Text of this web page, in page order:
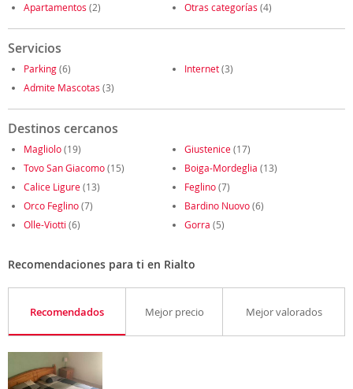
Apartamentos (2) Otras categorías (4)
Servicios
Parking(6) Internet(3)
Admite Mascotas (3)
Destinos cercanos
Magliolo(19) Giustenice(17)
Tovo San Giacomo(15) Boiga-Mordeglia (13)
Calice Ligure(13) Feglino(7)
Orco Feglino(7) Bardino Nuovo(6)
Olle-Viotti (6) Gorra (5)
Recomendaciones para ti en Rialto
Recomendados Mejor precio Mejor valorados